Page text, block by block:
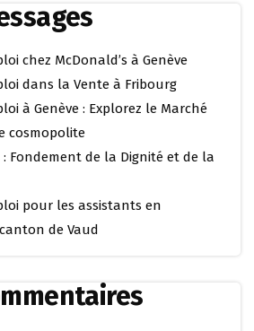
chez McDonald’s à Genève
dans la Vente à Fribourg
à Genève : Explorez le Marché
cosmopolite
Fondement de la Dignité et de la
pour les assistants en
de Vaud